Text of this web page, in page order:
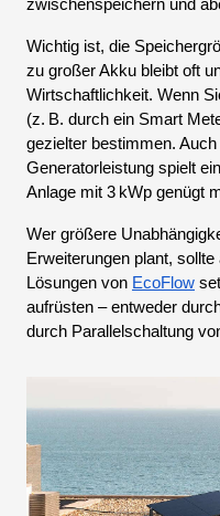
zwischenspeichern und
Wichtig ist, die
zu großer Akku bleibt oft
Wirtschaftlichkeit. Wenn
(z. B. durch ein Smart
gezielter bestimmen.
Generatorleistung spielt
Anlage mit 3 kWp genügt
Wer größere
Erweiterungen plant,
Lösungen von EcoFlow
aufrüsten – entweder
durch Parallelschaltung